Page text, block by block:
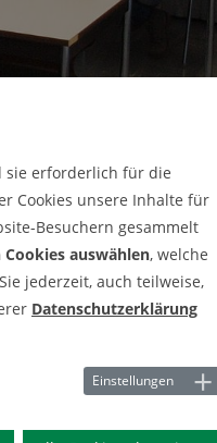
sie erforderlich für die
Cookies unsere Inhalte für
Besuchern gesammelt
Cookies auswählen, welche
jederzeit, auch teilweise,
Datenschutzerklärung
Einstellungen